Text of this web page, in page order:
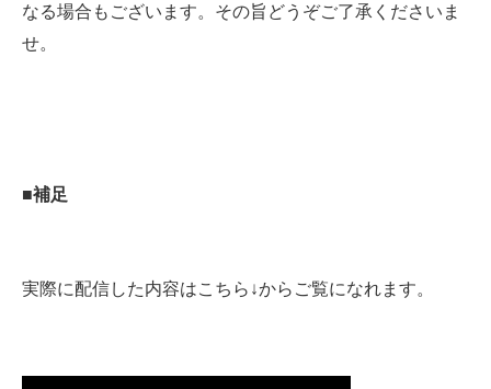
なる場合もございます。その旨どうぞご了承くださいま
せ。
■補足
実際に配信した内容はこちら↓からご覧になれます。